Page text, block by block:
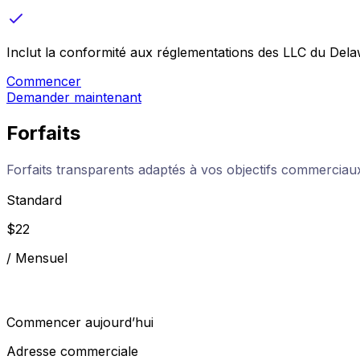
Inclut la conformité aux réglementations des LLC du
Commencer
Demander maintenant
Forfaits
Forfaits transparents adaptés à vos objectifs
Standard
$22
/ Mensuel
Commencer aujourd’hui
Adresse commerciale